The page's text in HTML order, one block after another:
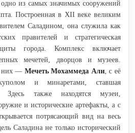
из самых значимых сооружений
Построенная в XII веке великим
Саладином, она служила как
правителей и стратегическая
города. Комплекс включает
мечетей, дворцов и музеев.
них — Мечеть Мохаммеда Али, с её
и минаретами, ставшая
также находятся музеи,
и исторические артефакты, а с
потрясающий вид на весь
Саладина не только исторический